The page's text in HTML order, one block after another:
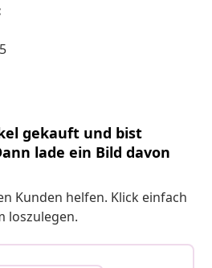
gekauft und bist
lade ein Bild davon
Kunden helfen. Klick einfach
loszulegen.